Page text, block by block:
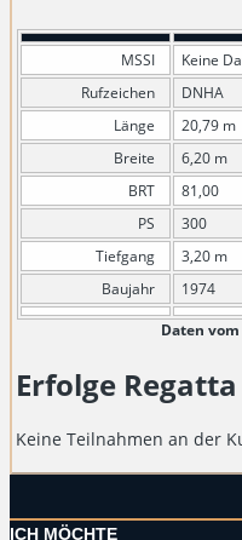
Daten
MSSI
Keine
Rufzeichen
DNHA
Länge
20,79 m
Breite
6,20 m
BRT
81,00
PS
300
Tiefgang
3,20 m
Baujahr
1974
Erfolge Regatta
Keine Teilnahmen an der
ICH MÖCHTE